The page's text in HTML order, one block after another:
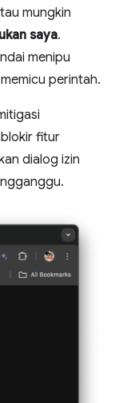
mungkin
saya.
menipu
perintah.
fitur
dialog izin